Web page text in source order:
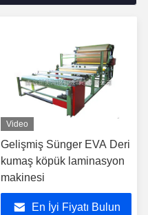
Video
Gelişmiş Sünger EVA Deri
kumaş köpük laminasyon
makinesi
En İyi Fiyatı Bulun